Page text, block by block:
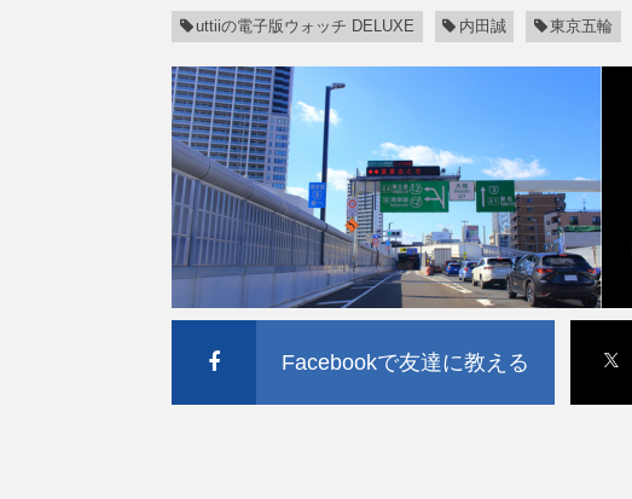
uttiiの電子版ウォッチ DELUXE 内田誠 東京五輪
Facebookで友達に教える